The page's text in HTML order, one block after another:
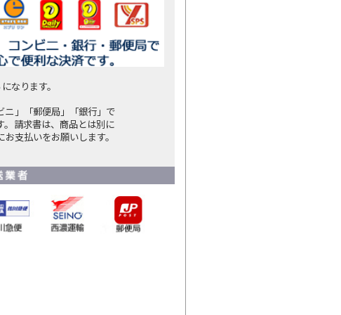
なります。
」「郵便局」「銀行」で
請求書は、商品とは別に
支払いをお願いします。